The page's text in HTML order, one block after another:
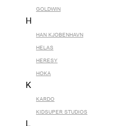
GOLDWIN
H
HAN KJOBENHAVN
HELAS
HERESY
HOKA
K
KARDO
KIDSUPER STUDIOS
L